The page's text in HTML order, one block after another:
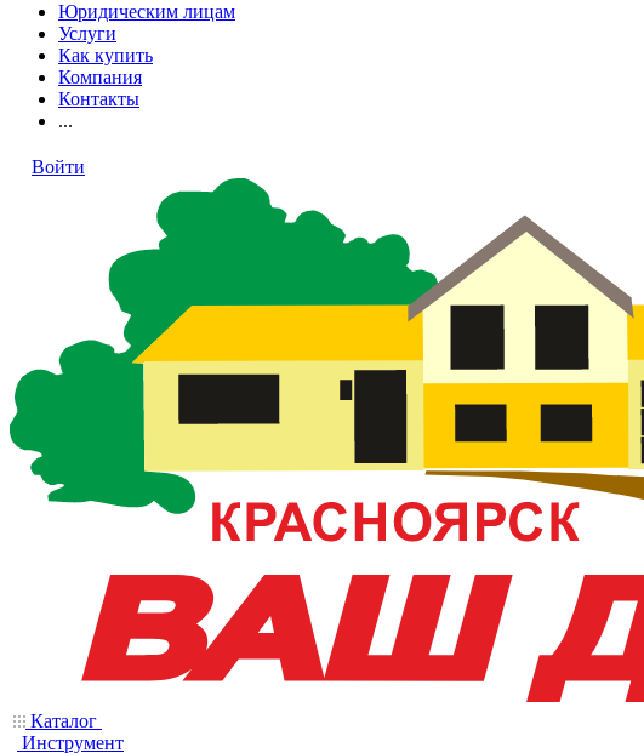
Юридическим лицам
Услуги
Как купить
Компания
Контакты
...
Войти
Каталог
Инструмент